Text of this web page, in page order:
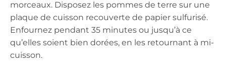
morceaux. Disposez les pommes de terre sur une
plaque de cuisson recouverte de papier sulfurisé.
Enfournez pendant 35 minutes ou jusqu’à ce
qu’elles soient bien dorées, en les retournant à mi-
cuisson.